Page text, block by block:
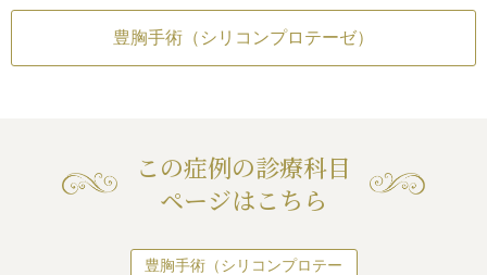
手術後しばらくの
間、ワキの傷跡が突っ張る/手術後の
染/ワキの傷跡が肥
豊胸手術（シリコンプロテーゼ）
この症例の診療科目
ページはこちら
豊胸手術（シリコンプロテー